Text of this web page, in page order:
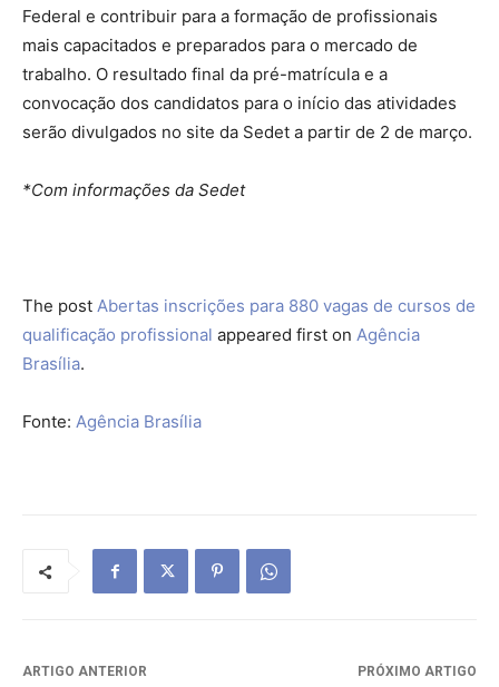
Federal e contribuir para a formação de profissionais
mais capacitados e preparados para o mercado de
trabalho. O resultado final da pré-matrícula e a
convocação dos candidatos para o início das atividades
serão divulgados no site da Sedet a partir de 2 de março.
*Com informações da Sedet
The post Abertas inscrições para 880 vagas de cursos de
qualificação profissional appeared first on Agência
Brasília.
Fonte: Agência Brasília
ARTIGO ANTERIOR PRÓXIMO ARTIGO